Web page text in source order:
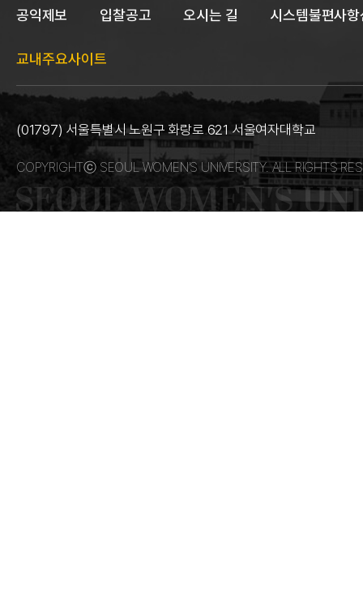
공익제보 입찰공고 오시는 길 시스템불편사
교내주요사이트
(01797) 서울특별시 노원구 화랑로 621 서울여자대학교
COPYRIGHTⓒ SEOUL WOMEN’S UNIVERSITY. ALL RIGHTS